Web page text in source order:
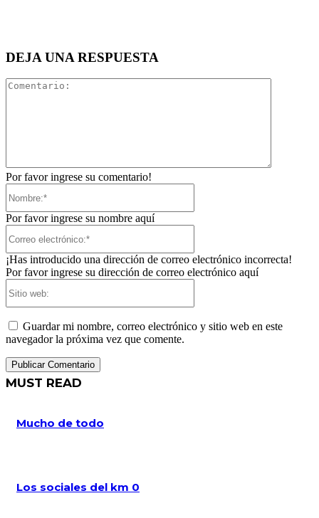
DEJA UNA RESPUESTA
Por favor ingrese su comentario!
Por favor ingrese su nombre aquí
¡Has introducido una dirección de correo electrónico incorrecta!
Por favor ingrese su dirección de correo electrónico aquí
Guardar mi nombre, correo electrónico y sitio web en este
navegador la próxima vez que comente.
MUST READ
Mucho de todo
Los sociales del km 0